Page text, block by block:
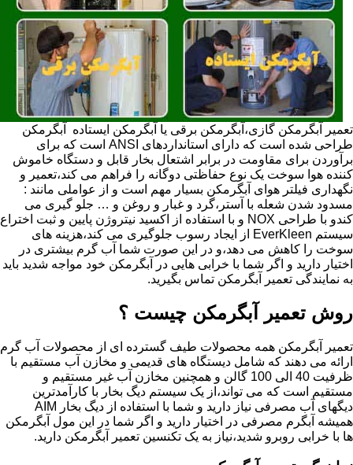
تعمیر آبگرمکن گازی،آبگرمکن برقی یا آبگرمکن ایستاده ​ آبگرمکن
طراحی شده است که دارای استانداردهای ANSI است که برای
برآوردن برای مقاومت در برابر اشتعال بخار قابل و دستگاه خاموش
کننده هوا سوخت یک نوع حفاظتی دوگانه را فراهم می کند،تعمیر و
نگهداری فیلتر هوای آبگرمکن بسیار مهم است و از عواملی مانند :
مسدود شدن شعله با آستر،گرد و غبار و روغن و … جلو گیری می
کندو با طراحی NOX و با استفاده از اکسید نیتروژن پایین و ثبت اختراع
سیستم EverKleen از ایجاد رسوب جلوگیری می کند،هزینه های
سوخت را کاهش می دهد،و در این صورت شما آب گرم بیشتری در
اختیار دارید و اگر شما با خرابی هایی در آبگرمکن خود مواجه شدید باید
به نمایندگی تعمیر آبگرمکن تماس بگیرید.
روش تعمیر آبگرمکن چیست ؟
تعمیر آبگرمکن همه محصولات طیف گسترده ای از محصولات آب گرم
ارائه می دهند که شامل دیستگاه های قدیمی و مخازن آب مستقیم با
ظرفیت 40 الی 100 گالن و همچنین مخازن آب غیر مستقیم و
مستقیم است که می تواند،از یک سیستم دیگ بخار با کارآمدترین
دیگهای آب مصرفی نیاز دارید و شما با استفاده از دیگ بخار AIM
همیشه آبگرم مصرفی در اختیار دارید و اگر شما در این مول آبگرمکن
ها با خرابی روبرو شدید،نیاز به یک تکنسین تعمیر آبگرمکن دارید.